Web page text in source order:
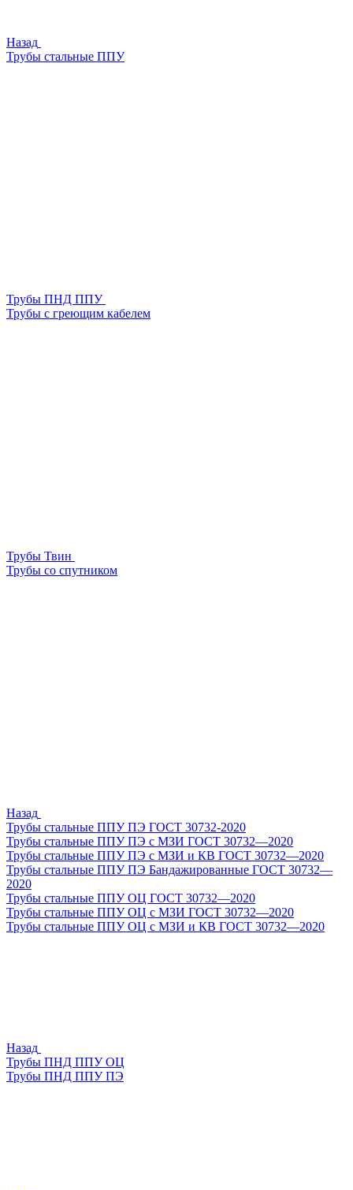
Назад
Трубы стальные ППУ
Трубы ПНД ППУ
Трубы с греющим кабелем
Трубы Твин
Трубы со спутником
Назад
Трубы стальные ППУ ПЭ ГОСТ 30732-2020
Трубы стальные ППУ ПЭ с МЗИ ГОСТ 30732—2020
Трубы стальные ППУ ПЭ с МЗИ и КВ ГОСТ 30732—2020
Трубы стальные ППУ ПЭ Бандажированные ГОСТ 30732—
2020
Трубы стальные ППУ ОЦ ГОСТ 30732—2020
Трубы стальные ППУ ОЦ с МЗИ ГОСТ 30732—2020
Трубы стальные ППУ ОЦ с МЗИ и КВ ГОСТ 30732—2020
Назад
Трубы ПНД ППУ ОЦ
Трубы ПНД ППУ ПЭ